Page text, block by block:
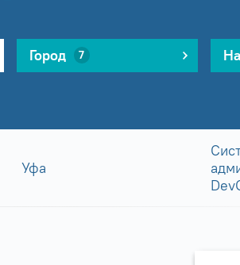
Город 7
Уфа